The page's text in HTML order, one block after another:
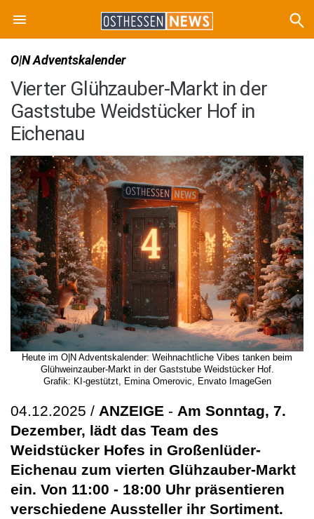
O|N Adventskalender
Vierter Glühzauber-Markt in der
Gaststube Weidstücker Hof in
Eichenau
Heute im O|N Adventskalender: Weihnachtliche Vibes tanken beim
Glühweinzauber-Markt in der Gaststube Weidstücker Hof.
Grafik: KI-gestützt, Emina Omerovic, Envato ImageGen
04.12.2025 / ANZEIGE - Am Sonntag, 7.
Dezember, lädt das Team des
Weidstücker Hofes in Großenlüder-
Eichenau zum vierten Glühzauber-Markt
ein. Von 11:00 - 18:00 Uhr präsentieren
verschiedene Aussteller ihr Sortiment.